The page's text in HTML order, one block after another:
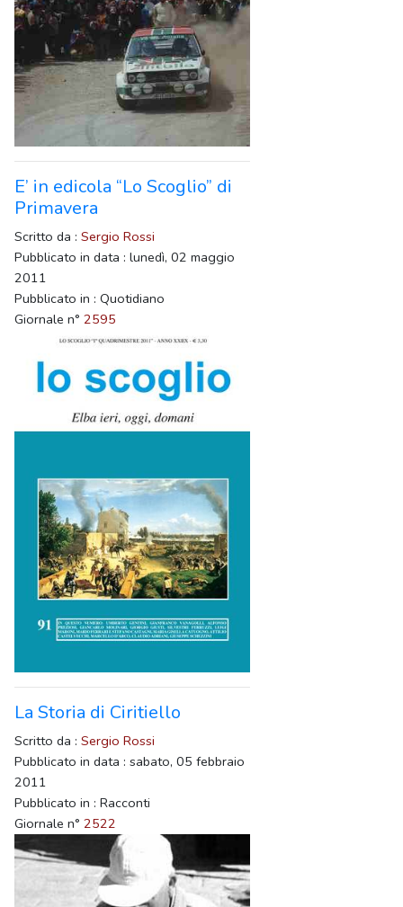
E’ in edicola “Lo Scoglio” di
Primavera
Scritto da : Sergio Rossi
Pubblicato in data : lunedì, 02 maggio
2011
Pubblicato in : Quotidiano
Giornale n° 2595
La Storia di Ciritiello
Scritto da : Sergio Rossi
Pubblicato in data : sabato, 05 febbraio
2011
Pubblicato in : Racconti
Giornale n° 2522